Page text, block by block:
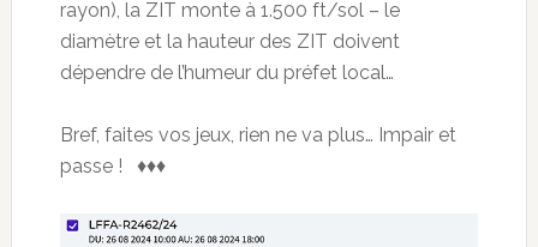
rayon), la ZIT monte à 1.500 ft/sol – le
diamètre et la hauteur des ZIT doivent
dépendre de l’humeur du préfet local…
Bref, faites vos jeux, rien ne va plus… Impair et
passe ! ♦♦♦